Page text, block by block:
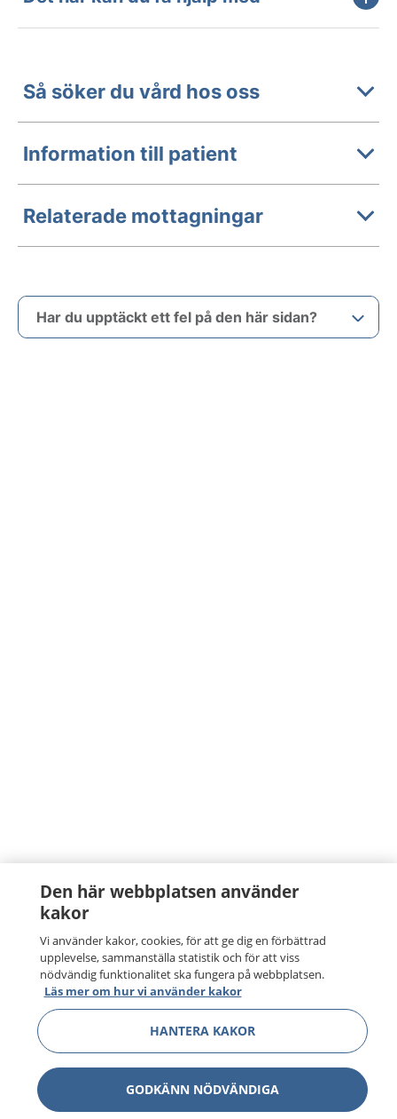
Så söker du vård hos oss
Information till patient
Relaterade mottagningar
Har du upptäckt ett fel på den här sidan?
Den här webbplatsen använder
kakor
Vi använder kakor, cookies, för att ge dig en förbättrad
upplevelse, sammanställa statistik och för att viss
nödvändig funktionalitet ska fungera på webbplatsen.
Läs mer om hur vi använder kakor
HANTERA KAKOR
GODKÄNN NÖDVÄNDIGA